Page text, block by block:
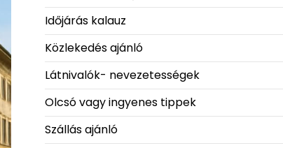
Időjárás kalauz
Közlekedés ajánló
Látnivalók- nevezetességek
Olcsó vagy ingyenes tippek
Szállás ajánló